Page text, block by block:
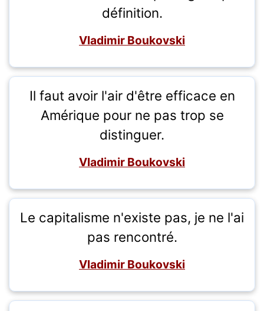
définition.
Vladimir Boukovski
Il faut avoir l'air d'être efficace en
Amérique pour ne pas trop se
distinguer.
Vladimir Boukovski
Le capitalisme n'existe pas, je ne l'ai
pas rencontré.
Vladimir Boukovski